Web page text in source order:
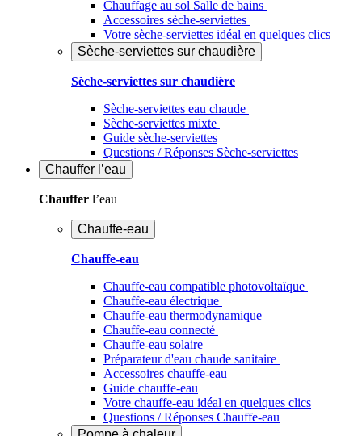
Chauffage au sol Salle de bains
Accessoires sèche-serviettes
Votre sèche-serviettes idéal en quelques clics
Sèche-serviettes sur chaudière
Sèche-serviettes sur chaudière
Sèche-serviettes eau chaude
Sèche-serviettes mixte
Guide sèche-serviettes
Questions / Réponses Sèche-serviettes
Chauffer l’eau
Chauffer l’eau
Chauffe-eau
Chauffe-eau
Chauffe-eau compatible photovoltaïque
Chauffe-eau électrique
Chauffe-eau thermodynamique
Chauffe-eau connecté
Chauffe-eau solaire
Préparateur d'eau chaude sanitaire
Accessoires chauffe-eau
Guide chauffe-eau
Votre chauffe-eau idéal en quelques clics
Questions / Réponses Chauffe-eau